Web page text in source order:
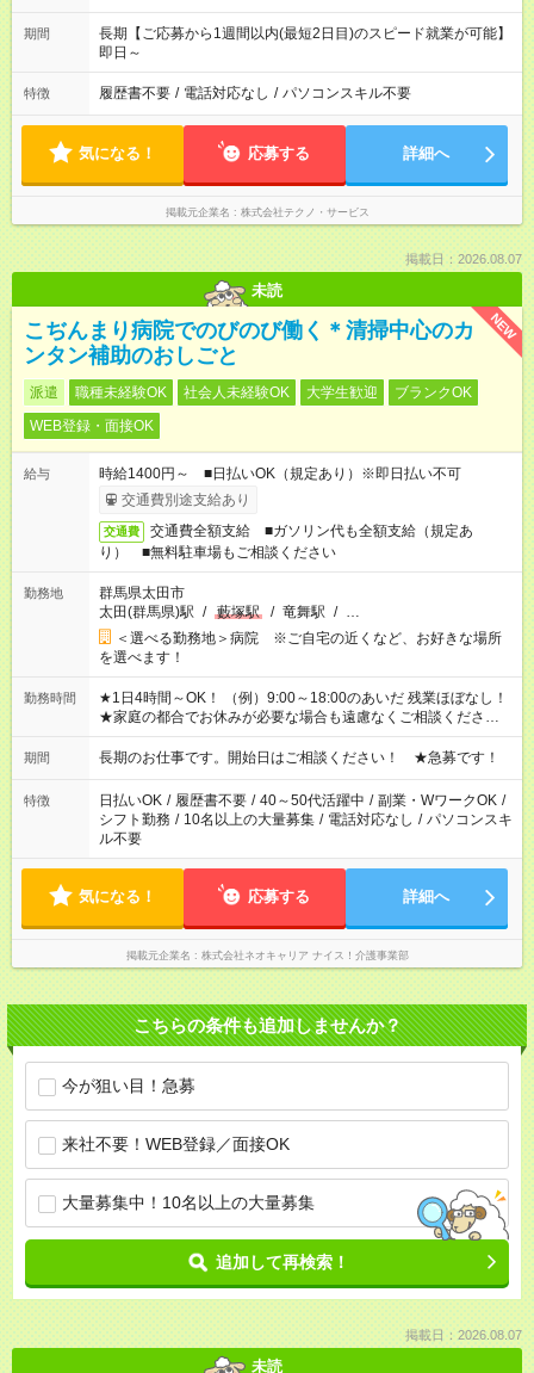
期間
長期【ご応募から1週間以内(最短2日目)のスピード就業が可能】
即日～
特徴 履歴書不要 / 電話対応なし / パソコンスキル不要
気になる！ 応募する 詳細へ
掲載元企業名 株式会社テクノ・サービス
掲載日：2026.08.07
未読
NEW
こぢんまり病院でのびのび働く＊清掃中心のカ
ンタン補助のおしごと
派遣 職種未経験OK 社会人未経験OK 大学生歓迎
ブランクOK
WEB登録・面接OK
給与
時給1400円～ ■日払いOK（規定あり）※即日払い不可
交通費別途支給あり
交通費
交通費全額支給 ■ガソリン代も全額支給（規定あ
り） ■無料駐車場もご相談ください
勤務地
群馬県太田市
太田(群馬県)駅 / 藪塚駅 / 竜舞駅 / …
＜選べる勤務地＞病院 ※ご自宅の近くなど、お好きな場所
を選べます！
勤務時間
★1日4時間～OK！ （例）9:00～18:00のあいだ 残業ほぼなし！
★家庭の都合でお休みが必要な場合も遠慮なくご相談ください。
※シフトはご希望に合わせて調整可能です。 その他、 ＊週4日・
1日7時間 ＊日勤のみ ＊土日休み ＊午前だけ・午後だけ ＊平日
仕事をご紹介できます！ 登録の際に、あなたのご希望をお聞か
せください。
期間 長期のお仕事です。開始日はご相談ください！ ★急募です！
特徴 日払いOK / 履歴書不要 / 40～50代活躍中 / 副業・WワークOK /
シフト勤務 / 10名以上の大量募集 / 電話対応なし / パソコンスキ
ル不要
気になる！ 応募する 詳細へ
掲載元企業名 株式会社ネオキャリア ナイス！介護事業部
こちらの条件も追加しませんか？
今が狙い目！急募
来社不要！WEB登録／面接OK
大量募集中！10名以上の大量募集
追加して再検索！
掲載日：2026.08.07
未読